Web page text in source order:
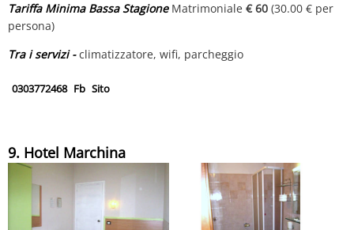
Tariffa Minima Bassa StagioneMatrimoniale € 60 (30.00 € per
persona)
Tra i servizi -climatizzatore, wifi, parcheggio
0303772468 Fb Sito
9. Hotel Marchina